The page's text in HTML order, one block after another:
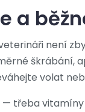
a
není
škrábání,
volat
třeba vitamíny